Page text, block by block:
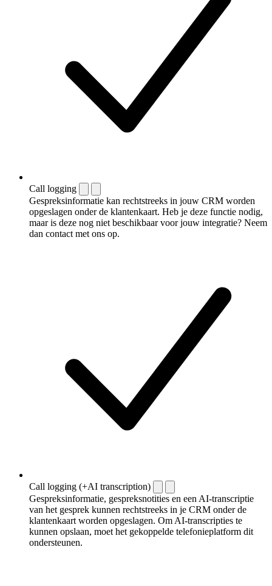
Call logging
Gespreksinformatie kan rechtstreeks in jouw CRM worden
opgeslagen onder de klantenkaart. Heb je deze functie nodig,
maar is deze nog niet beschikbaar voor jouw integratie? Neem
dan contact met ons op.
Call logging (+AI transcription)
Gespreksinformatie, gespreksnotities en een AI-transcriptie
van het gesprek kunnen rechtstreeks in je CRM onder de
klantenkaart worden opgeslagen. Om AI-transcripties te
kunnen opslaan, moet het gekoppelde telefonieplatform dit
ondersteunen.